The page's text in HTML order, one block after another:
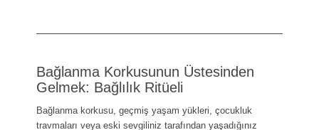
Bağlanma Korkusunun Üstesinden
Gelmek: Bağlılık Ritüeli
Bağlanma korkusu, geçmiş yaşam yükleri, çocukluk
travmaları veya eski sevgiliniz tarafından yaşadığınız